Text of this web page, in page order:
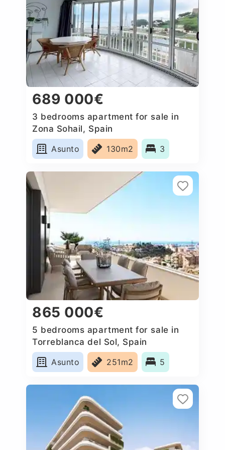
689 000€
3 bedrooms apartment for sale in
Zona Sohail, Spain
Asunto
130m2 3
865 000€
5 bedrooms apartment for sale in
Torreblanca del Sol, Spain
Asunto
251m2 5